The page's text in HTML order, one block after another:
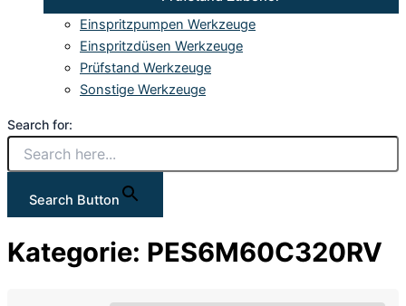
Einspritzpumpen Werkzeuge
Einspritzdüsen Werkzeuge
Prüfstand Werkzeuge
Sonstige Werkzeuge
Search for:
Search Button
Kategorie: PES6M60C320RV